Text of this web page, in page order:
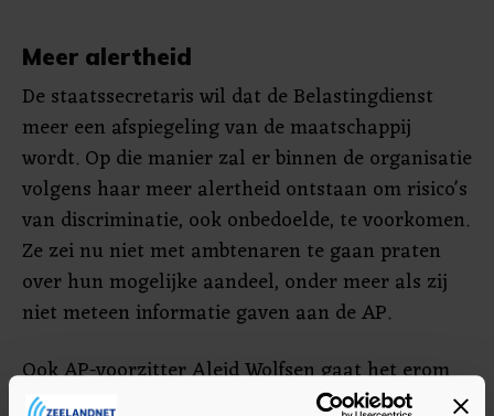
Meer alertheid
De staatssecretaris wil dat de Belastingdienst
meer een afspiegeling van de maatschappij
wordt. Op die manier zal er binnen de organisatie
volgens haar meer alertheid ontstaan om risico's
van discriminatie, ook onbedoelde, te voorkomen.
Ze zei nu niet met ambtenaren te gaan praten
over hun mogelijke aandeel, onder meer als zij
niet meteen informatie gaven aan de AP.
Ook AP-voorzitter Aleid Wolfsen gaat het erom
te kijken naar het grote geheel. "Het is minder